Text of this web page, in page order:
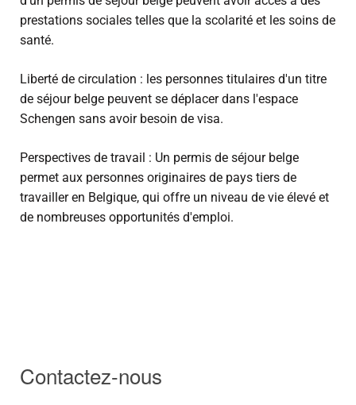
prestations sociales telles que la scolarité et les soins de
santé.
Liberté de circulation : les personnes titulaires d'un titre
de séjour belge peuvent se déplacer dans l'espace
Schengen sans avoir besoin de visa.
Perspectives de travail : Un permis de séjour belge
permet aux personnes originaires de pays tiers de
travailler en Belgique, qui offre un niveau de vie élevé et
de nombreuses opportunités d'emploi.
Contactez-nous